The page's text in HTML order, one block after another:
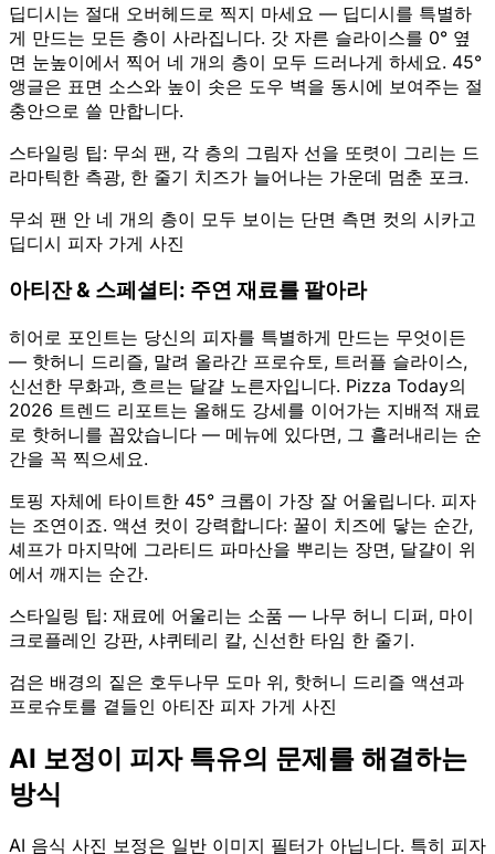
딥디시는 절대 오버헤드로 찍지 마세요 — 딥디시를 특별하
게 만드는 모든 층이 사라집니다. 갓 자른 슬라이스를 0° 옆
면 눈높이에서 찍어 네 개의 층이 모두 드러나게 하세요. 45°
앵글은 표면 소스와 높이 솟은 도우 벽을 동시에 보여주는 절
충안으로 쓸 만합니다.
스타일링 팁: 무쇠 팬, 각 층의 그림자 선을 또렷이 그리는 드
라마틱한 측광, 한 줄기 치즈가 늘어나는 가운데 멈춘 포크.
무쇠 팬 안 네 개의 층이 모두 보이는 단면 측면 컷의 시카고
딥디시 피자 가게 사진
아티잔 & 스페셜티: 주연 재료를 팔아라
히어로 포인트는 당신의 피자를 특별하게 만드는 무엇이든
— 핫허니 드리즐, 말려 올라간 프로슈토, 트러플 슬라이스,
신선한 무화과, 흐르는 달걀 노른자입니다. Pizza Today의
2026 트렌드 리포트는 올해도 강세를 이어가는 지배적 재료
로 핫허니를 꼽았습니다 — 메뉴에 있다면, 그 흘러내리는 순
간을 꼭 찍으세요.
토핑 자체에 타이트한 45° 크롭이 가장 잘 어울립니다. 피자
는 조연이죠. 액션 컷이 강력합니다: 꿀이 치즈에 닿는 순간,
셰프가 마지막에 그라티드 파마산을 뿌리는 장면, 달걀이 위
에서 깨지는 순간.
스타일링 팁: 재료에 어울리는 소품 — 나무 허니 디퍼, 마이
크로플레인 강판, 샤퀴테리 칼, 신선한 타임 한 줄기.
검은 배경의 짙은 호두나무 도마 위, 핫허니 드리즐 액션과
프로슈토를 곁들인 아티잔 피자 가게 사진
AI 보정이 피자 특유의 문제를 해결하는
방식
AI 음식 사진 보정은 일반 이미지 필터가 아닙니다. 특히 피자